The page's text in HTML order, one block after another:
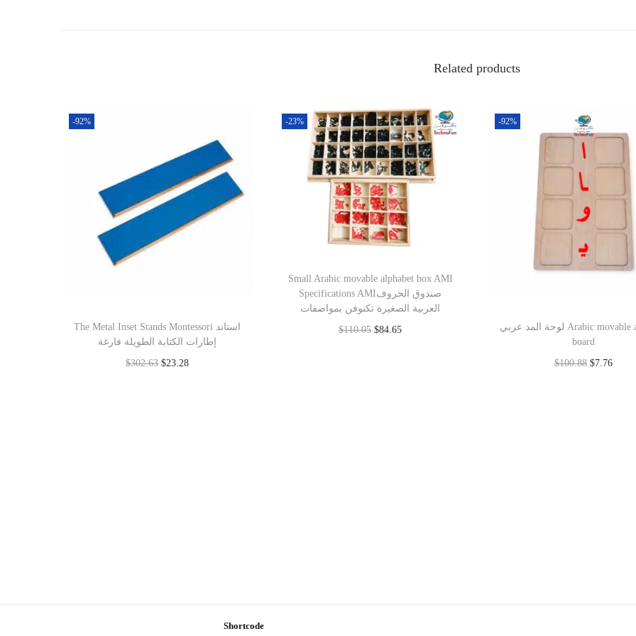
Related products
-92%
The Metal Inset Stands Montessori استاند
إطارات الكتابة الطويلة فارغة
$302.63 $23.28
-23%
Small Arabic movable alphabet box AMI
Specifications AMIصندوق الحروف
العربية الصغيرة تكنوفن بمواصفات
$110.05 $84.65
-92%
لوحة المد عربي Arabic movable alphabet
board
$100.88 $7.76
Shortcode